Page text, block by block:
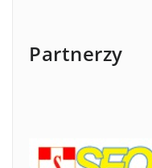
Partnerzy